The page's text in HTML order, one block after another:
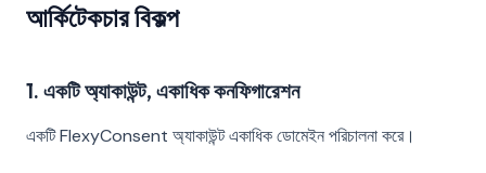
আর্কিটেকচার বিকল্প
1. একটি অ্যাকাউন্ট, একাধিক কনফিগারেশন
একটি FlexyConsent অ্যাকাউন্ট একাধিক ডোমেইন পরিচালনা করে।